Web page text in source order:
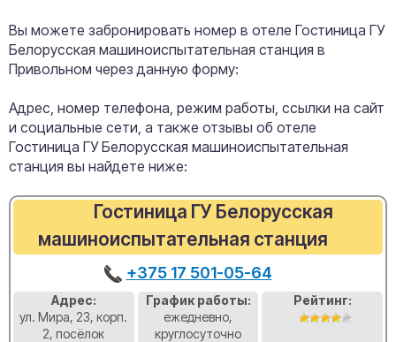
Вы можете забронировать номер в отеле Гостиница ГУ
Белорусская машиноиспытательная станция в
Привольном через данную форму:
Адрес, номер телефона, режим работы, ссылки на сайт
и социальные сети, а также отзывы об отеле
Гостиница ГУ Белорусская машиноиспытательная
станция вы найдете ниже:
Гостиница ГУ Белорусская
машиноиспытательная станция
+375 17 501-05-64
Адрес:
ул. Мира, 23, корп.
2, посёлок
График работы:
ежедневно,
круглосуточно
Рейтинг: